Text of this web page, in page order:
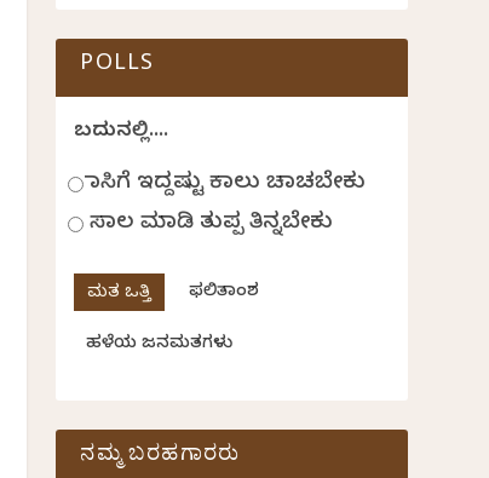
POLLS
ಬದುಕಿನಲ್ಲಿ....
ಹಾಸಿಗೆ ಇದ್ದಷ್ಟು ಕಾಲು ಚಾಚಬೇಕು
ಸಾಲ ಮಾಡಿ ತುಪ್ಪ ತಿನ್ನಬೇಕು
ಫಲಿತಾಂಶ
ಹಳೆಯ ಜನಮತಗಳು
ನಮ್ಮ ಬರಹಗಾರರು